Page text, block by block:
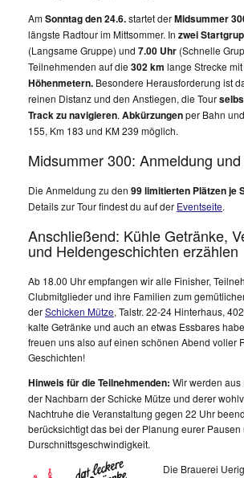
AmSonntag den 24.6.startet derMidsummer
längste Radtour im Mittsommer. In zwei
(Langsame Gruppe) und 7.00 Uhr (Schnelle
Teilnehmenden auf die 302 km lange Strecke mit
Höhenmetern. Besondere Herausforderung ist
reinen Distanz und den Anstiegen, die Tour
Track zu navigieren. Abkürzungenper Bahn
155, Km 183 und KM 239 möglich.
Midsummer 300: Anmeldung
Die Anmeldung zu den 99 limitierten Plätzen je
Details zur Tour findest du auf der Eventseite.
Anschließend: Kühle Getränke,
und Heldengeschichten erzählen
Ab 18.00 Uhr empfangen wir alle Finisher,
Clubmitglieder und ihre Familien zum
derSchicken Mütze, Talstr. 22-24 Hinterhaus,
kalte Getränke und auch an etwas Essbares
freuen uns also auf einen schönen Abend voller
Geschichten!
Hinweis für die Teilnehmenden: Wir werden
der Nachbarn der Schicke Mütze und derer
Nachtruhe die Veranstaltung gegen 22 Uhr
berücksichtigt das bei der Planung eurer Pausen
Durschnittsgeschwindigkeit.
Die Brauerei